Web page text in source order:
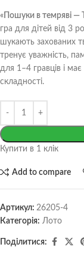
«Пошуки в темряві —
гра для дітей від 3
шукають захованих
тренує уважність,
для 1–4 гравців і має
складності.
Купити в 1 клік
Add to compare
Артикул: 26205-4
Категорія: Лото
Поділитися: